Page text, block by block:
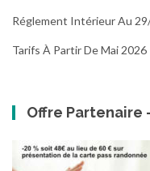
Réglement Intérieur Au
Tarifs À Partir De Mai 2026
Offre